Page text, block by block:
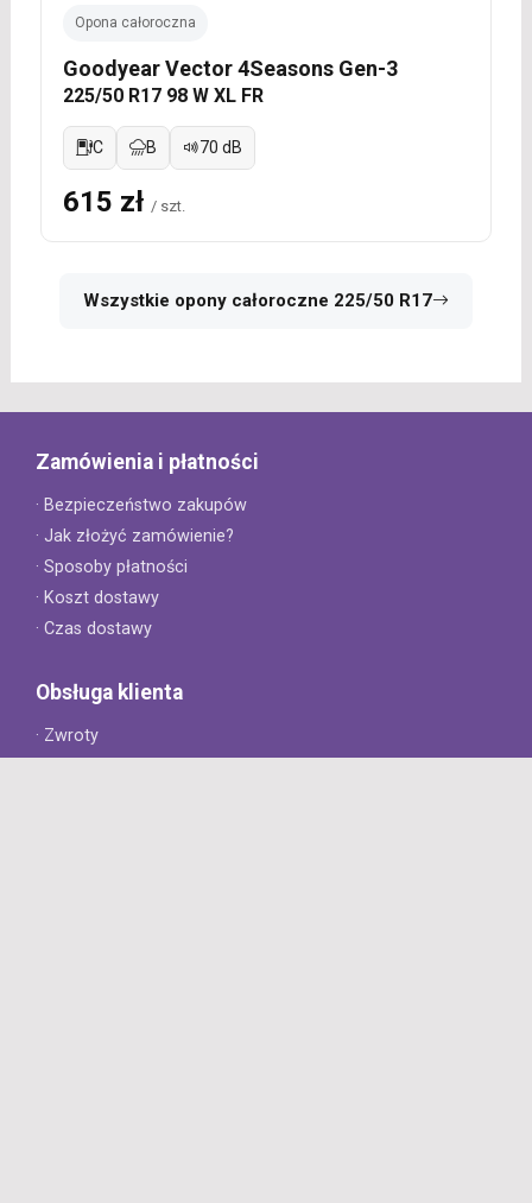
Opona całoroczna
Goodyear Vector 4Seasons Gen-3
225/50 R17 98 W XL FR
C B 70 dB
615 zł / szt.
Wszystkie opony całoroczne 225/50 R17
Zamówienia i płatności
· Bezpieczeństwo zakupów
· Jak złożyć zamówienie?
· Sposoby płatności
· Koszt dostawy
· Czas dostawy
Obsługa klienta
· Zwroty